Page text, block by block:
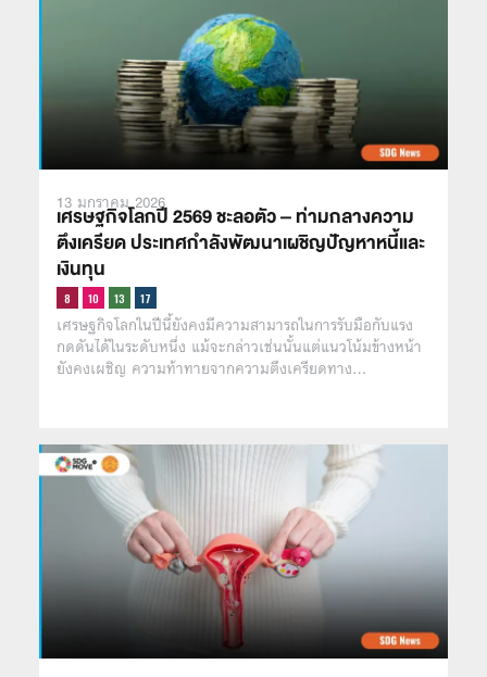
13 มกราคม 2026
เศรษฐกิจโลกปี 2569 ชะลอตัว – ท่ามกลางความ
ตึงเครียด ประเทศกำลังพัฒนาเผชิญปัญหาหนี้และ
เงินทุน
เศรษฐกิจโลกในปีนี้ยังคงมีความสามารถในการรับมือกับแรง
กดดันได้ในระดับหนึ่ง แม้จะกล่าวเช่นนั้นแต่แนวโน้มข้างหน้า
ยังคงเผชิญ ความท้าทายจากความตึงเครียดทาง…